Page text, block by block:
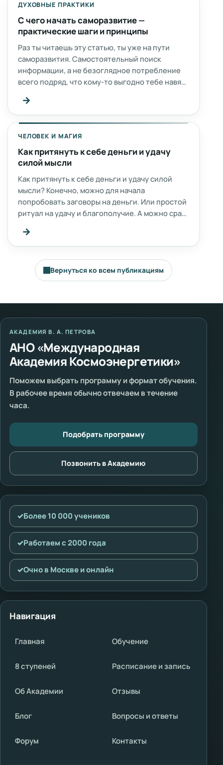
ДУХОВНЫЕ ПРАКТИКИ
С чего начать саморазвитие —
практические шаги и принципы
Раз ты читаешь эту статью, ты уже на пути
саморазвития. Самостоятельный поиск
информации, а не безоглядное потребление
всего подряд, что кому-то выгодно тебе навя…
→
ЧЕЛОВЕК И МАГИЯ
Как притянуть к себе деньги и удачу
силой мысли
Как притянуть к себе деньги и удачу силой
мысли? Конечно, можно для начала
попробовать заговоры на деньги. Или простой
ритуал на удачу и благополучие. А можно сра…
→
Вернуться ко всем публикациям
АКАДЕМИЯ В. А. ПЕТРОВА
АНО «Международная
Академия Космоэнергетики»
Поможем выбрать программу и формат обучения.
В рабочее время обычно отвечаем в течение
часа.
Подобрать программу
Позвонить в Академию
✓Более 10 000 учеников
✓Работаем с 2000 года
✓Очно в Москве и онлайн
Навигация
Главная Обучение
8 ступеней Расписание и запись
Об Академии Отзывы
Блог Вопросы и ответы
Форум Контакты